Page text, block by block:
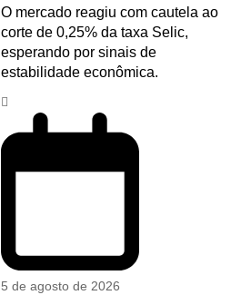
O mercado reagiu com cautela ao
corte de 0,25% da taxa Selic,
esperando por sinais de
estabilidade econômica.
5 de agosto de 2026